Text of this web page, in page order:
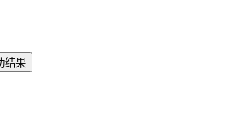
结果